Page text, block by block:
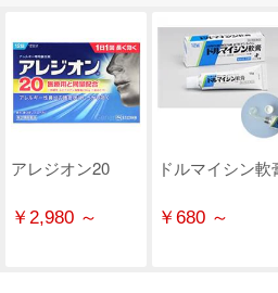
アレジオン20
￥2,980 ～
ドルマイシン軟
￥680 ～